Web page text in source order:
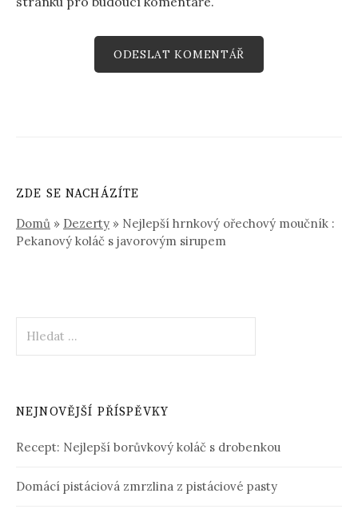
ZDE SE NACHÁZÍTE
Domů » Dezerty » Nejlepší hrnkový ořechový moučník :
Pekanový koláč s javorovým sirupem
NEJNOVĚJŠÍ PŘÍSPĚVKY
Recept: Nejlepší borůvkový koláč s drobenkou
Domácí pistáciová zmrzlina z pistáciové pasty